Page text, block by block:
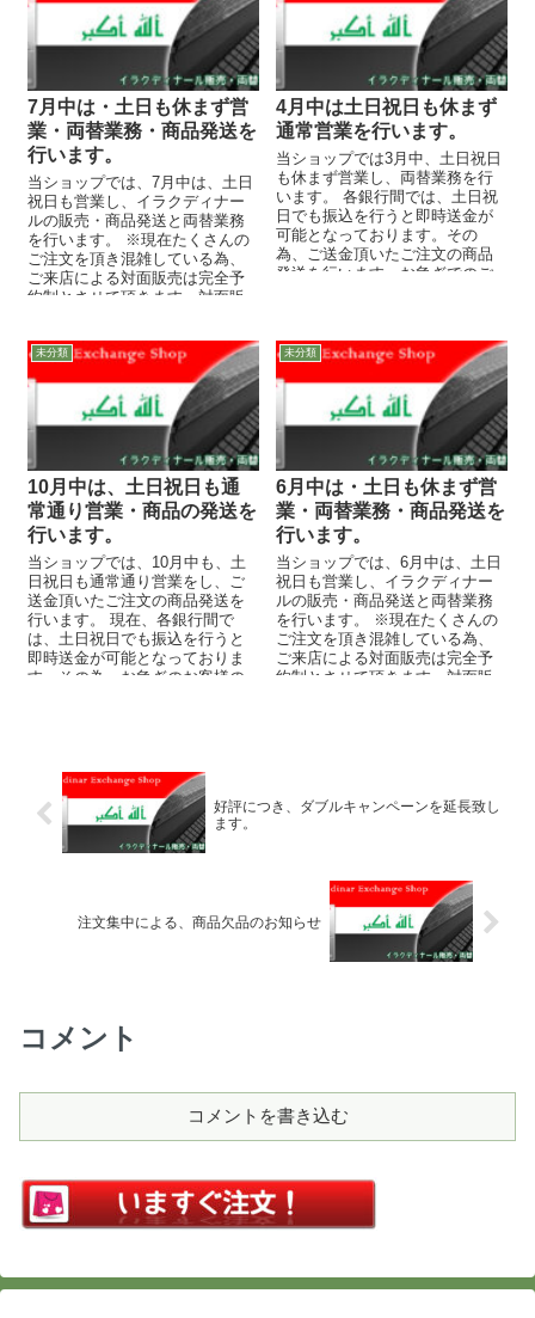
7月中は・土日も休まず営
業・両替業務・商品発送を
行います。
当ショップでは、7月中は、土日
祝日も営業し、イラクディナー
ルの販売・商品発送と両替業務
を行います。 ※現在たくさんの
ご注文を頂き混雑している為、
ご来店による対面販売は完全予
約制とさせて頂きます。対面販
4月中は土日祝日も休まず
通常営業を行います。
当ショップでは3月中、土日祝日
も休まず営業し、両替業務を行
います。 各銀行間では、土日祝
日でも振込を行うと即時送金が
可能となっております。その
為、ご送金頂いたご注文の商品
発送を行います。お急ぎでのご
未分類
10月中は、土日祝日も通
常通り営業・商品の発送を
行います。
当ショップでは、10月中も、土
日祝日も通常通り営業をし、ご
送金頂いたご注文の商品発送を
行います。 現在、各銀行間で
は、土日祝日でも振込を行うと
即時送金が可能となっておりま
す。その為、お急ぎのお客様の
未分類
6月中は・土日も休まず営
業・両替業務・商品発送を
行います。
当ショップでは、6月中は、土日
祝日も営業し、イラクディナー
ルの販売・商品発送と両替業務
を行います。 ※現在たくさんの
ご注文を頂き混雑している為、
ご来店による対面販売は完全予
約制とさせて頂きます。対面販
好評につき、ダブルキャンペーンを延長致し
ます。
注文集中による、商品欠品のお知らせ
コメント
コメントを書き込む